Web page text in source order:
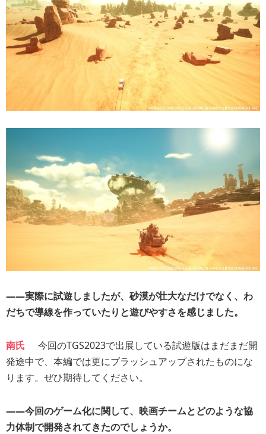
――実際に試遊しましたが、砂漠が壮大なだけでなく、わ
だちで導線を作っていたりと遊びやすさを感じました。
南氏
今回のTGS2023で出展している試遊版はまだまだ開
発途中で、本編では更にブラッシュアップされたものにな
ります。ぜひ期待してください。
――今回のゲーム化に関して、映画チームとどのような協
力体制で開発されてきたのでしょうか。